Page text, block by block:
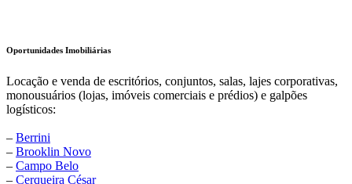
Oportunidades Imobiliárias
Locação e venda de escritórios, conjuntos, salas, lajes corporativas,
monousuários (lojas, imóveis comerciais e prédios) e galpões
logísticos:
– Berrini
– Brooklin Novo
– Campo Belo
– Cerqueira César